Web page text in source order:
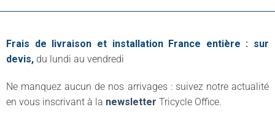
Frais de livraison et installation France entière : sur
devis, du lundi au vendredi
Ne manquez aucun de nos arrivages : suivez notre actualité
en vous inscrivant à la newsletter Tricycle Office.